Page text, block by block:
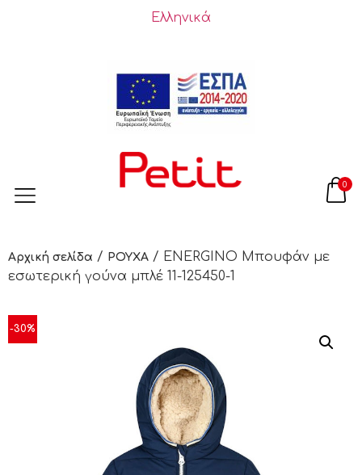
Ελληνικά
0
Αρχική σελίδα / ΡΟΥΧΑ / ENERGINO Μπουφάν με
εσωτερική γούνα μπλέ 11-125450-1
-30%